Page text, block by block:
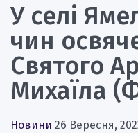
У селі
чин
Святого
Михаїла
Новини 26 Вересня,